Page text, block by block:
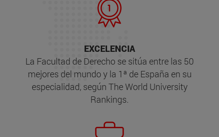
EXCELENCIA
La Facultad de Derecho se sitúa entre las 50
mejores del mundo y la 1ª de España en su
especialidad, según The World University
Rankings.